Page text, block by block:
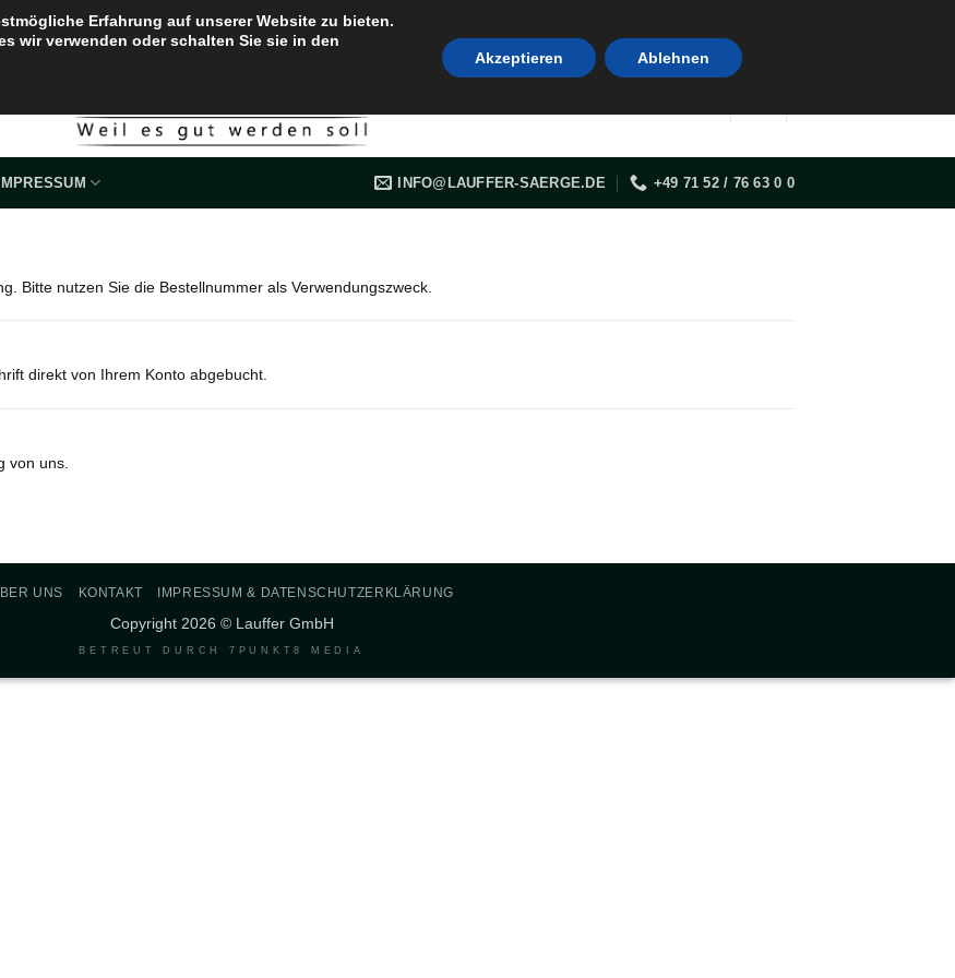
IMPRESSUM INFO@LAUFFER-SAERGE.DE +49 71 52 / 76 63 0 0
Bitte nutzen Sie die Bestellnummer als Verwendungszweck.
direkt von Ihrem Konto abgebucht.
von uns.
UNS KONTAKT IMPRESSUM & DATENSCHUTZERKLÄRUNG
Copyright 2026 © Lauffer GmbH
BETREUT DURCH 7PUNKT8 MEDIA
Erfahrung auf unserer Website zu bieten.
wir verwenden oder schalten Sie sie in den
Akzeptieren Ablehnen